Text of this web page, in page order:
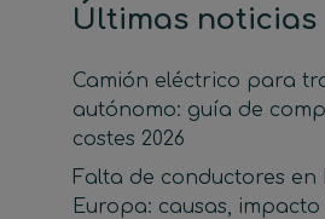
Últimas noticias
Camión eléctrico para
autónomo: guía de
costes 2026
Falta de conductores en
Europa: causas, impacto